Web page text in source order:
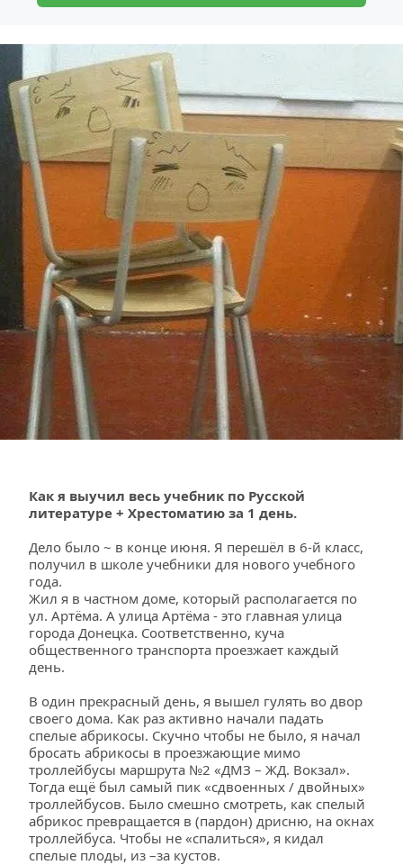
Как я выучил весь учебник по Русской
литературе + Хрестоматию за 1 день.
Дело было ~ в конце июня. Я перешёл в 6-й класс,
получил в школе учебники для нового учебного
года.
Жил я в частном доме, который располагается по
ул. Артёма. А улица Артёма - это главная улица
города Донецка. Соответственно, куча
общественного транспорта проезжает каждый
день.
В один прекрасный день, я вышел гулять во двор
своего дома. Как раз активно начали падать
спелые абрикосы. Скучно чтобы не было, я начал
бросать абрикосы в проезжающие мимо
троллейбусы маршрута №2 «ДМЗ – ЖД. Вокзал».
Тогда ещё был самый пик «сдвоенных / двойных»
троллейбусов. Было смешно смотреть, как спелый
абрикос превращается в (пардон) дрисню, на окнах
троллейбуса. Чтобы не «спалиться», я кидал
спелые плоды, из –за кустов.